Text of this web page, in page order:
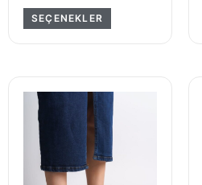
SEÇENEKLER